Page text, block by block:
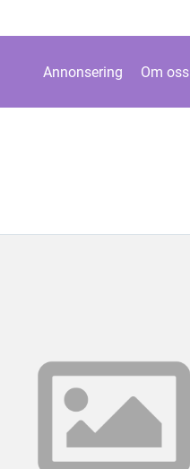
Annonsering Om oss